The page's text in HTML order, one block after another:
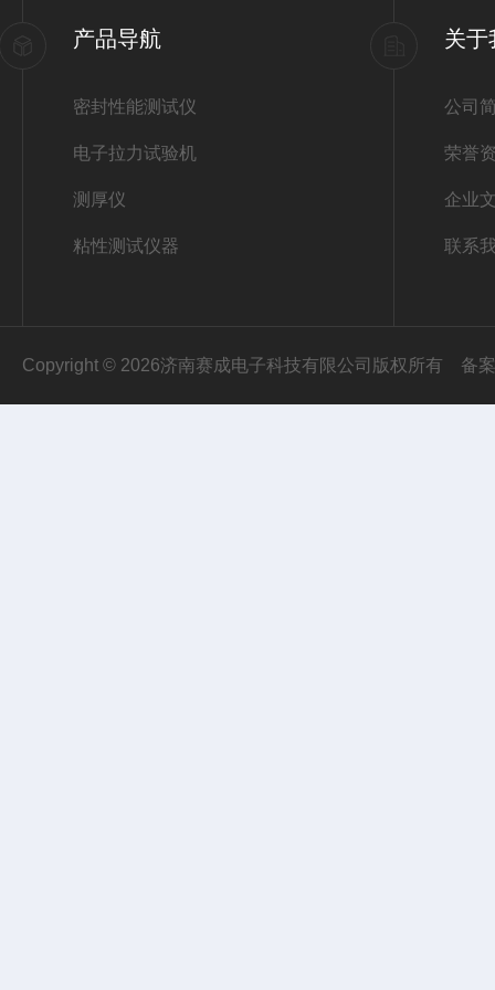
产品导航
密封性能测试仪
电子拉力试验机
测厚仪
粘性测试仪器
关于
公司
荣誉
企业
联系
Copyright © 2026济南赛成电子科技有限公司版权所有 备